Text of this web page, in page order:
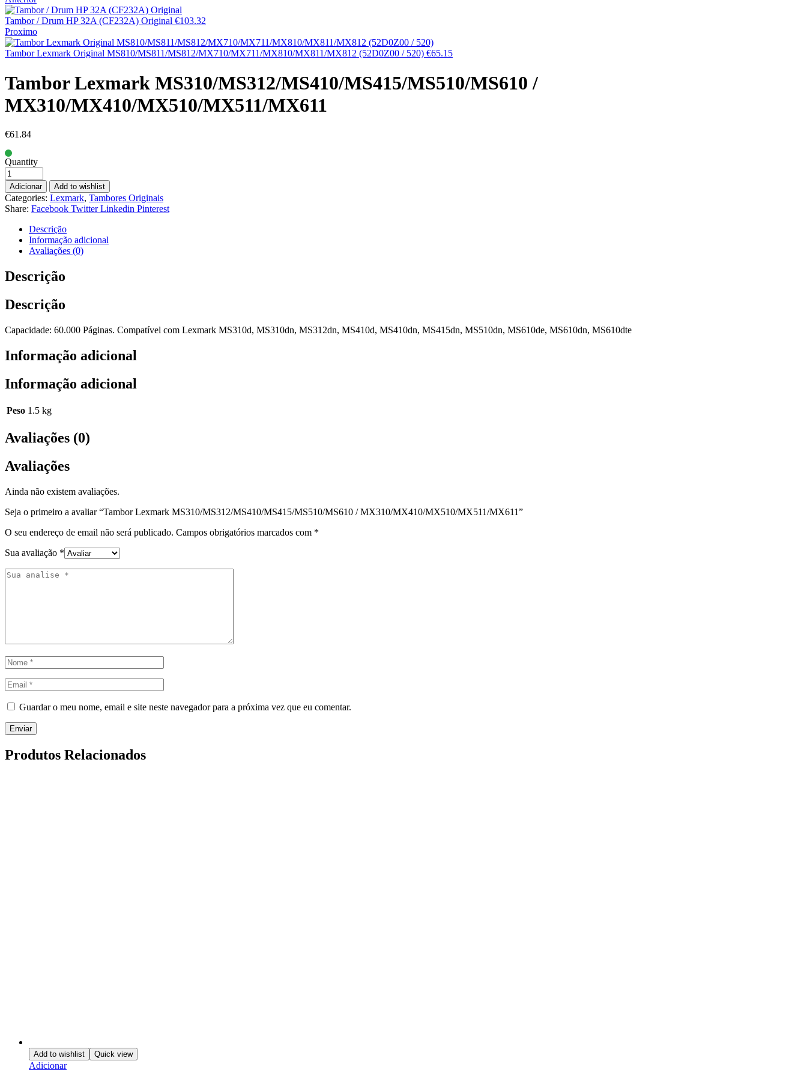
Tambor / Drum HP 32A (CF232A) Original €103.32
Proximo
Tambor Lexmark Original MS810/MS811/MS812/MX710/MX711/MX810/MX811/MX812 (52D0Z00 / 520) €65.15
Tambor Lexmark MS310/MS312/MS410/MS415/MS510/MS610 /
MX310/MX410/MX510/MX511/MX611
€61.84
Quantity
Adicionar Add to wishlist
Categories: Lexmark, Tambores Originais
Share: Facebook Twitter Linkedin Pinterest
Descrição
Informação adicional
Avaliações (0)
Descrição
Descrição
Capacidade: 60.000 Páginas. Compatível com Lexmark MS310d, MS310dn, MS312dn, MS410d, MS410dn, MS415dn, MS510dn, MS610de, MS610dn, MS610dte
Informação adicional
Informação adicional
Peso 1.5 kg
Avaliações (0)
Avaliações
Ainda não existem avaliações.
Seja o primeiro a avaliar “Tambor Lexmark MS310/MS312/MS410/MS415/MS510/MS610 / MX310/MX410/MX510/MX511/MX611”
O seu endereço de email não será publicado. Campos obrigatórios marcados com *
Sua avaliação *
Guardar o meu nome, email e site neste navegador para a próxima vez que eu comentar.
Produtos Relacionados
Add to wishlist Quick view
Adicionar